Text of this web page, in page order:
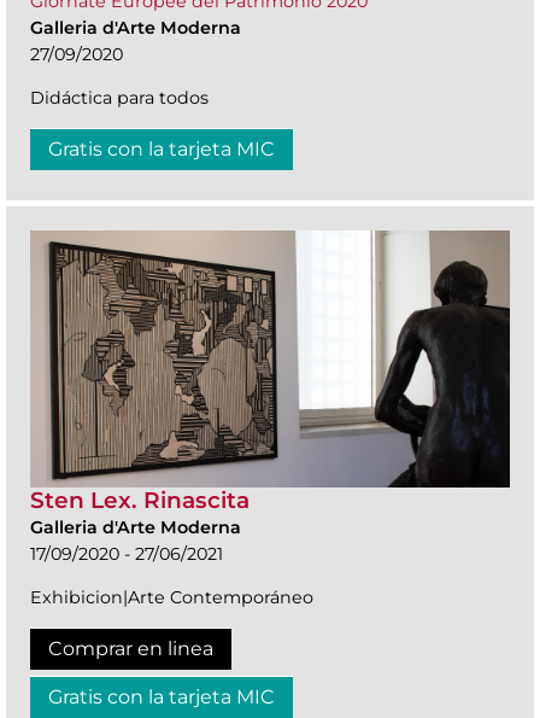
Galleria d'Arte Moderna
27/09/2020
Didáctica para todos
Gratis con la tarjeta MIC
Sten Lex. Rinascita
Galleria d'Arte Moderna
17/09/2020 - 27/06/2021
Exhibicion|Arte Contemporáneo
Comprar en linea
Gratis con la tarjeta MIC